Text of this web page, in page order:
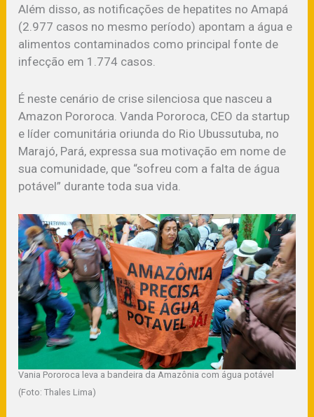
Além disso, as notificações de hepatites no Amapá
(2.977 casos no mesmo período) apontam a água e
alimentos contaminados como principal fonte de
infecção em 1.774 casos.
É neste cenário de crise silenciosa que nasceu a
Amazon Pororoca. Vanda Pororoca, CEO da startup
e líder comunitária oriunda do Rio Ubussutuba, no
Marajó, Pará, expressa sua motivação em nome de
sua comunidade, que “sofreu com a falta de água
potável” durante toda sua vida.
Vania Pororoca leva a bandeira da Amazônia com água potável
(Foto: Thales Lima)